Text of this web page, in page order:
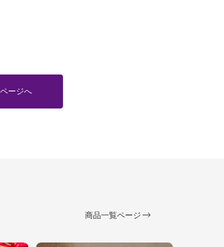
ージへ
商品一覧ページ